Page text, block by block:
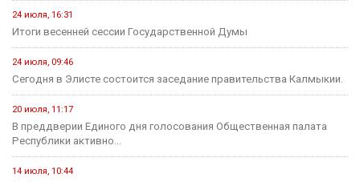
24 июля, 16:31
Итоги весенней сессии Государственной Думы
24 июля, 09:46
Сегодня в Элисте состоится заседание правительства Калмыкии.
20 июля, 11:17
В преддверии Единого дня голосования Общественная палата
Республики активно...
14 июля, 10:44